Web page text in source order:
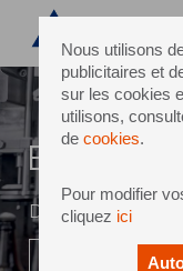
Nous utilisons
publicitaires et
sur les cookies
utilisons,
de cookies.
Pour modifier
cliquez ici
EvoFILL
Des boissons